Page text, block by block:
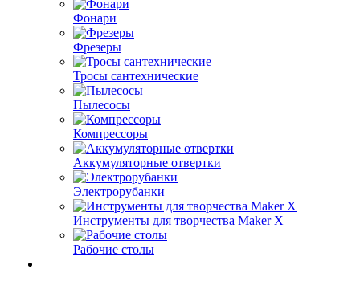
Фонари
Фрезеры
Тросы сантехнические
Пылесосы
Компрессоры
Аккумуляторные отвертки
Электрорубанки
Инструменты для творчества Maker X
Рабочие столы